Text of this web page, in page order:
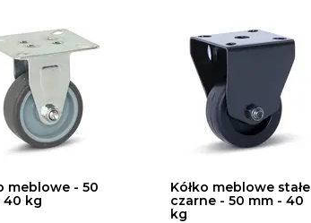
meblowe - 50
40 kg
Kółko meblowe stałe
czarne - 50 mm - 40
kg